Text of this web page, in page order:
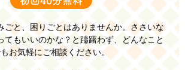
ごと、困りごとはありませんか。ささいな
てもいいのかな？と躊躇わず、
どんなこと
お気軽にご相談ください。